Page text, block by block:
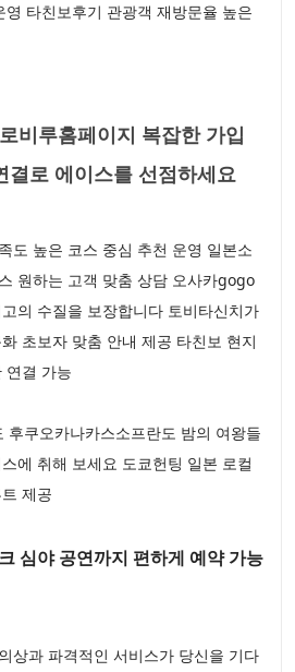
타친보후기 관광객 재방문율 높은
비루홈페이지 복잡한 가입
결로 에이스를 선점하세요
도 높은 코스 중심 추천 운영 일본소
원하는 고객 맞춤 상담 오사카gogo
의 수질을 보장합니다 토비타신치가
초보자 맞춤 안내 제공 타친보 현지
연결 가능
후쿠오카나카스소프란도 밤의 여왕들
에 취해 보세요 도쿄헌팅 일본 로컬
제공
심야 공연까지 편하게 예약 가능
상과 파격적인 서비스가 당신을 기다